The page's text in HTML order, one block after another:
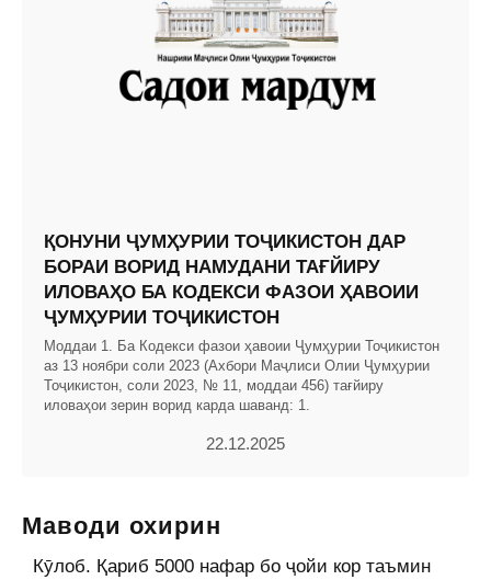
ҚОНУНИ ҶУМҲУРИИ ТОҶИКИСТОН ДАР
БОРАИ ВОРИД НАМУДАНИ ТАҒЙИРУ
ИЛОВАҲО БА КОДЕКСИ ФАЗОИ ҲАВОИИ
ҶУМҲУРИИ ТОҶИКИСТОН
Моддаи 1. Ба Кодекси фазои ҳавоии Ҷумҳурии Тоҷикистон
аз 13 ноябри соли 2023 (Ахбори Маҷлиси Олии Ҷумҳурии
Тоҷикистон, соли 2023, № 11, моддаи 456) тағйиру
иловаҳои зерин ворид карда шаванд: 1.
22.12.2025
Маводи охирин
Кӯлоб. Қариб 5000 нафар бо ҷойи кор таъмин